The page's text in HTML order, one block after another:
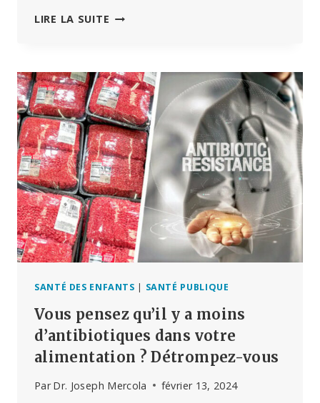
LIRE LA SUITE LES
ÉPIDÉMIE
DE
MALADIES
CÉRÉBRALES
À
PRIONS
SANTÉ DES ENFANTS | SANTÉ PUBLIQUE
Vous pensez qu’il y a moins
d’antibiotiques dans votre
alimentation ? Détrompez-vous
Par Dr. Joseph Mercola février 13, 2024